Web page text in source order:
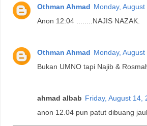
Othman Ahmad Monday,
Anon 12:04 ........NAJIS NAZAK.
Othman Ahmad Monday,
Bukan UMNO tapi Najib &
ahmad albab Friday, August 14,
anon 12.04 pun patut dibuang